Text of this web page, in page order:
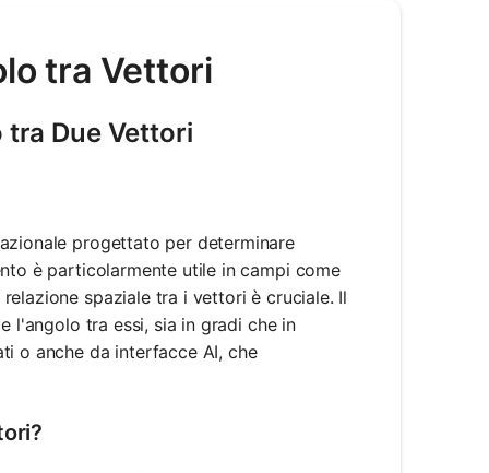
tra Vettori
tra Due Vettori
progettato per determinare
è particolarmente utile in campi come
spaziale tra i vettori è cruciale. Il
l'angolo tra essi, sia in gradi che in
o anche da interfacce AI, che